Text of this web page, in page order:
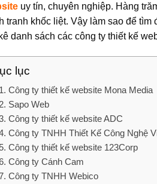
uy tín, chuyên nghiệp. Hàng
tranh khốc liệt. Vậy làm sao để
danh sách các công ty thiết kế
lục
1. Công ty thiết kế website Mona Media
2. Sapo Web
Công ty thiết kế website ADC
Công ty TNHH Thiết Kế Công Nghệ
5. Công ty thiết kế website 123Corp
Công ty Cánh Cam
Công ty TNHH Webico